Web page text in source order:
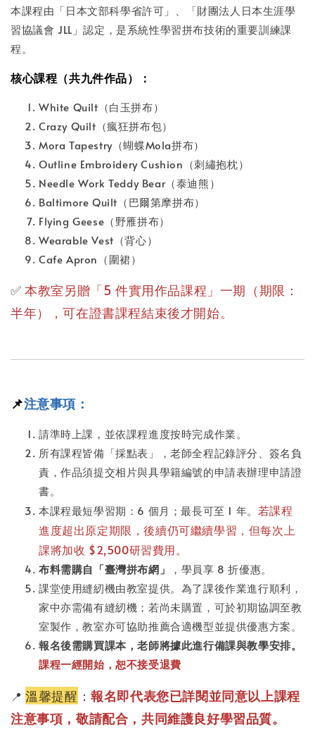
本課程由「日本文部科學省許可」、「財團法人日本生涯學
習協議會 JLL」認定，是系統性學習拼布技術的重要訓練課
程。
核心課程（共九件作品）：
White Quilt（白玉拼布）
Crazy Quilt（瘋狂拼布包）
Mora Tapestry（蝴蝶Mola拼布）
Outline Embroidery Cushion（刺繡抱枕）
Needle Work Teddy Bear（泰迪熊）
Baltimore Quilt（巴爾第摩拼布）
Flying Geese（野雁拼布）
Wearable Vest（背心）
Cafe Apron（圍裙）
✅本教室另贈「5 件實用作品課程」一期（期限：
半年）
，可在證書課程結束後才開始。
📌注意事項：
請準時上課，並依課程進度按時完成作業。
所有課程皆備「採點表」，老師全程記錄評分、簽名負
責，作品須提交相片與具學籍編號的申請表辦理申請證
書。
本課程最短學習期：6 個月；最長可至 1 年。 若課程
進度超出原定期限，後續仍可繼續學習，但每次上
課將加收 $2,500研習費用。
布料需購自「臺灣拼布網」
，學員享 8 折優惠。
課堂使用縫紉機由教室提供。為了課後作業進行順利，
家中亦需備有縫紉機；若尚未購置，可於初期協調至教
室製作，教室亦可協助推薦合適機型並提供優惠方案。
報名後需購買課本，老師將據此進行備課與教學安排。
課程一經開始，恕不接受退費
📍溫馨提醒 ：報名即代表您已詳閱並同意以上課程
注意事項，敬請配合，共同維護良好學習品質。